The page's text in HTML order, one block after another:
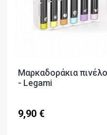
Μαρκαδοράκια
- Legami
9,90 €